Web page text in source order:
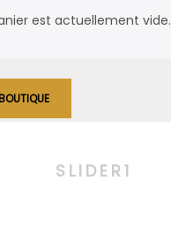
est actuellement vide.
SLIDER1